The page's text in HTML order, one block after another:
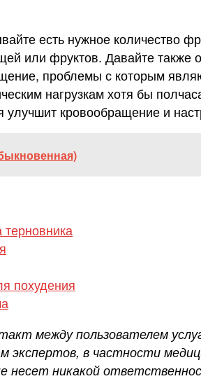
есть нужное количество
или фруктов. Давайте также
проблемы с которым
нагрузкам хотя бы
кровообращение и
похудения
между пользователем
в частности
никакой